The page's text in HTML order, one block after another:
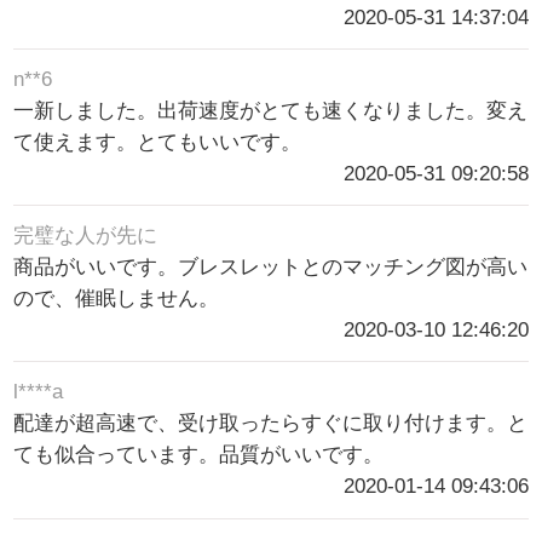
2020-05-31 14:37:04
n**6
一新しました。出荷速度がとても速くなりました。変え
て使えます。とてもいいです。
2020-05-31 09:20:58
完璧な人が先に
商品がいいです。ブレスレットとのマッチング図が高い
ので、催眠しません。
2020-03-10 12:46:20
l****a
配達が超高速で、受け取ったらすぐに取り付けます。と
ても似合っています。品質がいいです。
2020-01-14 09:43:06